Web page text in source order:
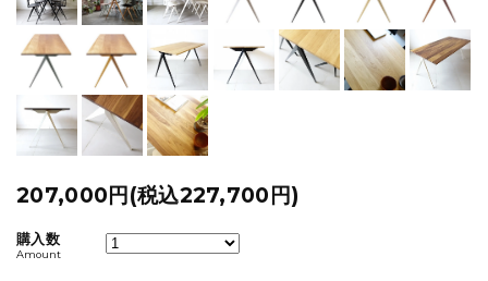
207,000円(税込227,700円)
購入数
Amount